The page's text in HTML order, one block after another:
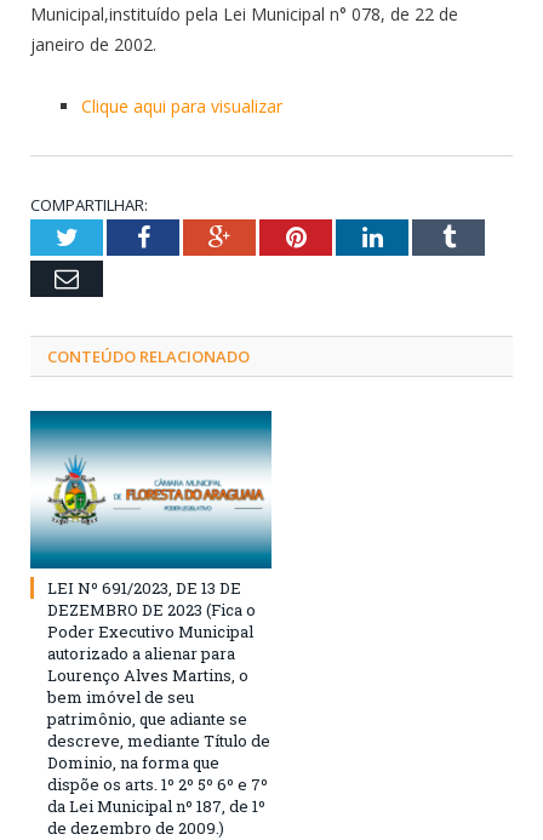
Municipal,instituído pela Lei Municipal n° 078, de 22 de
janeiro de 2002.
Clique aqui para visualizar
COMPARTILHAR:
TwitterFacebookGoogle+PinterestLinkedInTumblr
Email
CONTEÚDO RELACIONADO
LEI Nº 691/2023, DE 13 DE
DEZEMBRO DE 2023 (Fica o
Poder Executivo Municipal
autorizado a alienar para
Lourenço Alves Martins, o
bem imóvel de seu
patrimônio, que adiante se
descreve, mediante Título de
Dominio, na forma que
dispõe os arts. 1º 2º 5º 6º e 7º
da Lei Municipal nº 187, de 1º
de dezembro de 2009.)